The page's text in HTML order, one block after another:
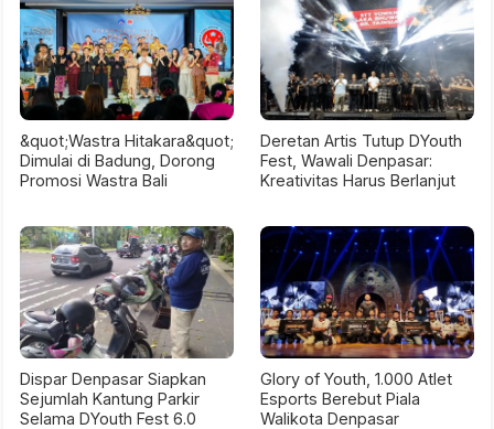
&quot;Wastra Hitakara&quot;
Dimulai di Badung, Dorong
Promosi Wastra Bali
Deretan Artis Tutup DYouth
Fest, Wawali Denpasar:
Kreativitas Harus Berlanjut
Dispar Denpasar Siapkan
Sejumlah Kantung Parkir
Selama DYouth Fest 6.0
Glory of Youth, 1.000 Atlet
Esports Berebut Piala
Walikota Denpasar